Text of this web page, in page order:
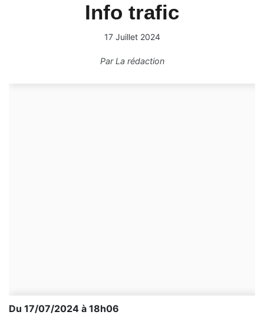
Info trafic
17 Juillet 2024
ParLa rédaction
Du 17/07/2024 à 18h06